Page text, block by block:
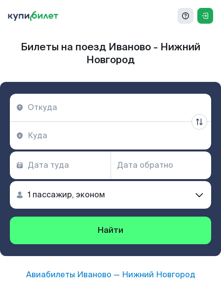
Билеты на поезд Иваново - Нижний
Новгород
Найти
Авиабилеты Иваново — Нижний Новгород